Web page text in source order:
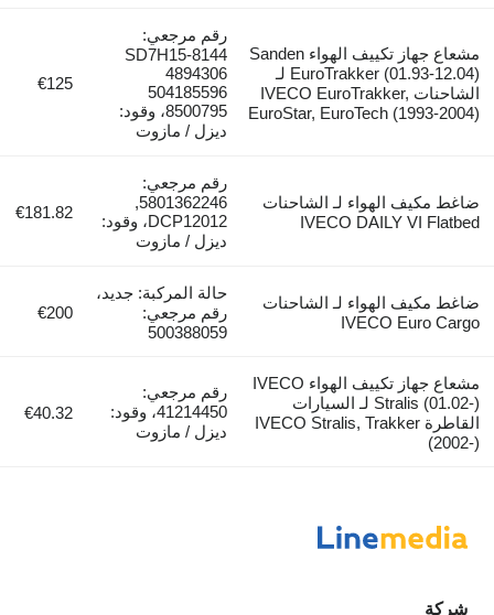
مشعاع جهاز تكييف الهواء Sanden
EuroTrakker (01.93-12.04) لـ
الشاحنات IVECO EuroTrakker,
EuroStar, EuroTech (1993-2004)
رقم مرجعي:
SD7H15-8144
4894306
504185596
8500795، وقود:
ديزل / مازوت
€125
ضاغط مكيف الهواء لـ الشاحنات
IVECO DAILY VI Flatbed
رقم مرجعي:
5801362246,
DCP12012، وقود:
ديزل / مازوت
€181.82
ضاغط مكيف الهواء لـ الشاحنات
IVECO Euro Cargo
حالة المركبة: جديد،
رقم مرجعي:
500388059
€200
مشعاع جهاز تكييف الهواء IVECO
Stralis (01.02-) لـ السيارات
القاطرة IVECO Stralis, Trakker
(2002-)
رقم مرجعي:
41214450، وقود:
ديزل / مازوت
€40.32
شركة